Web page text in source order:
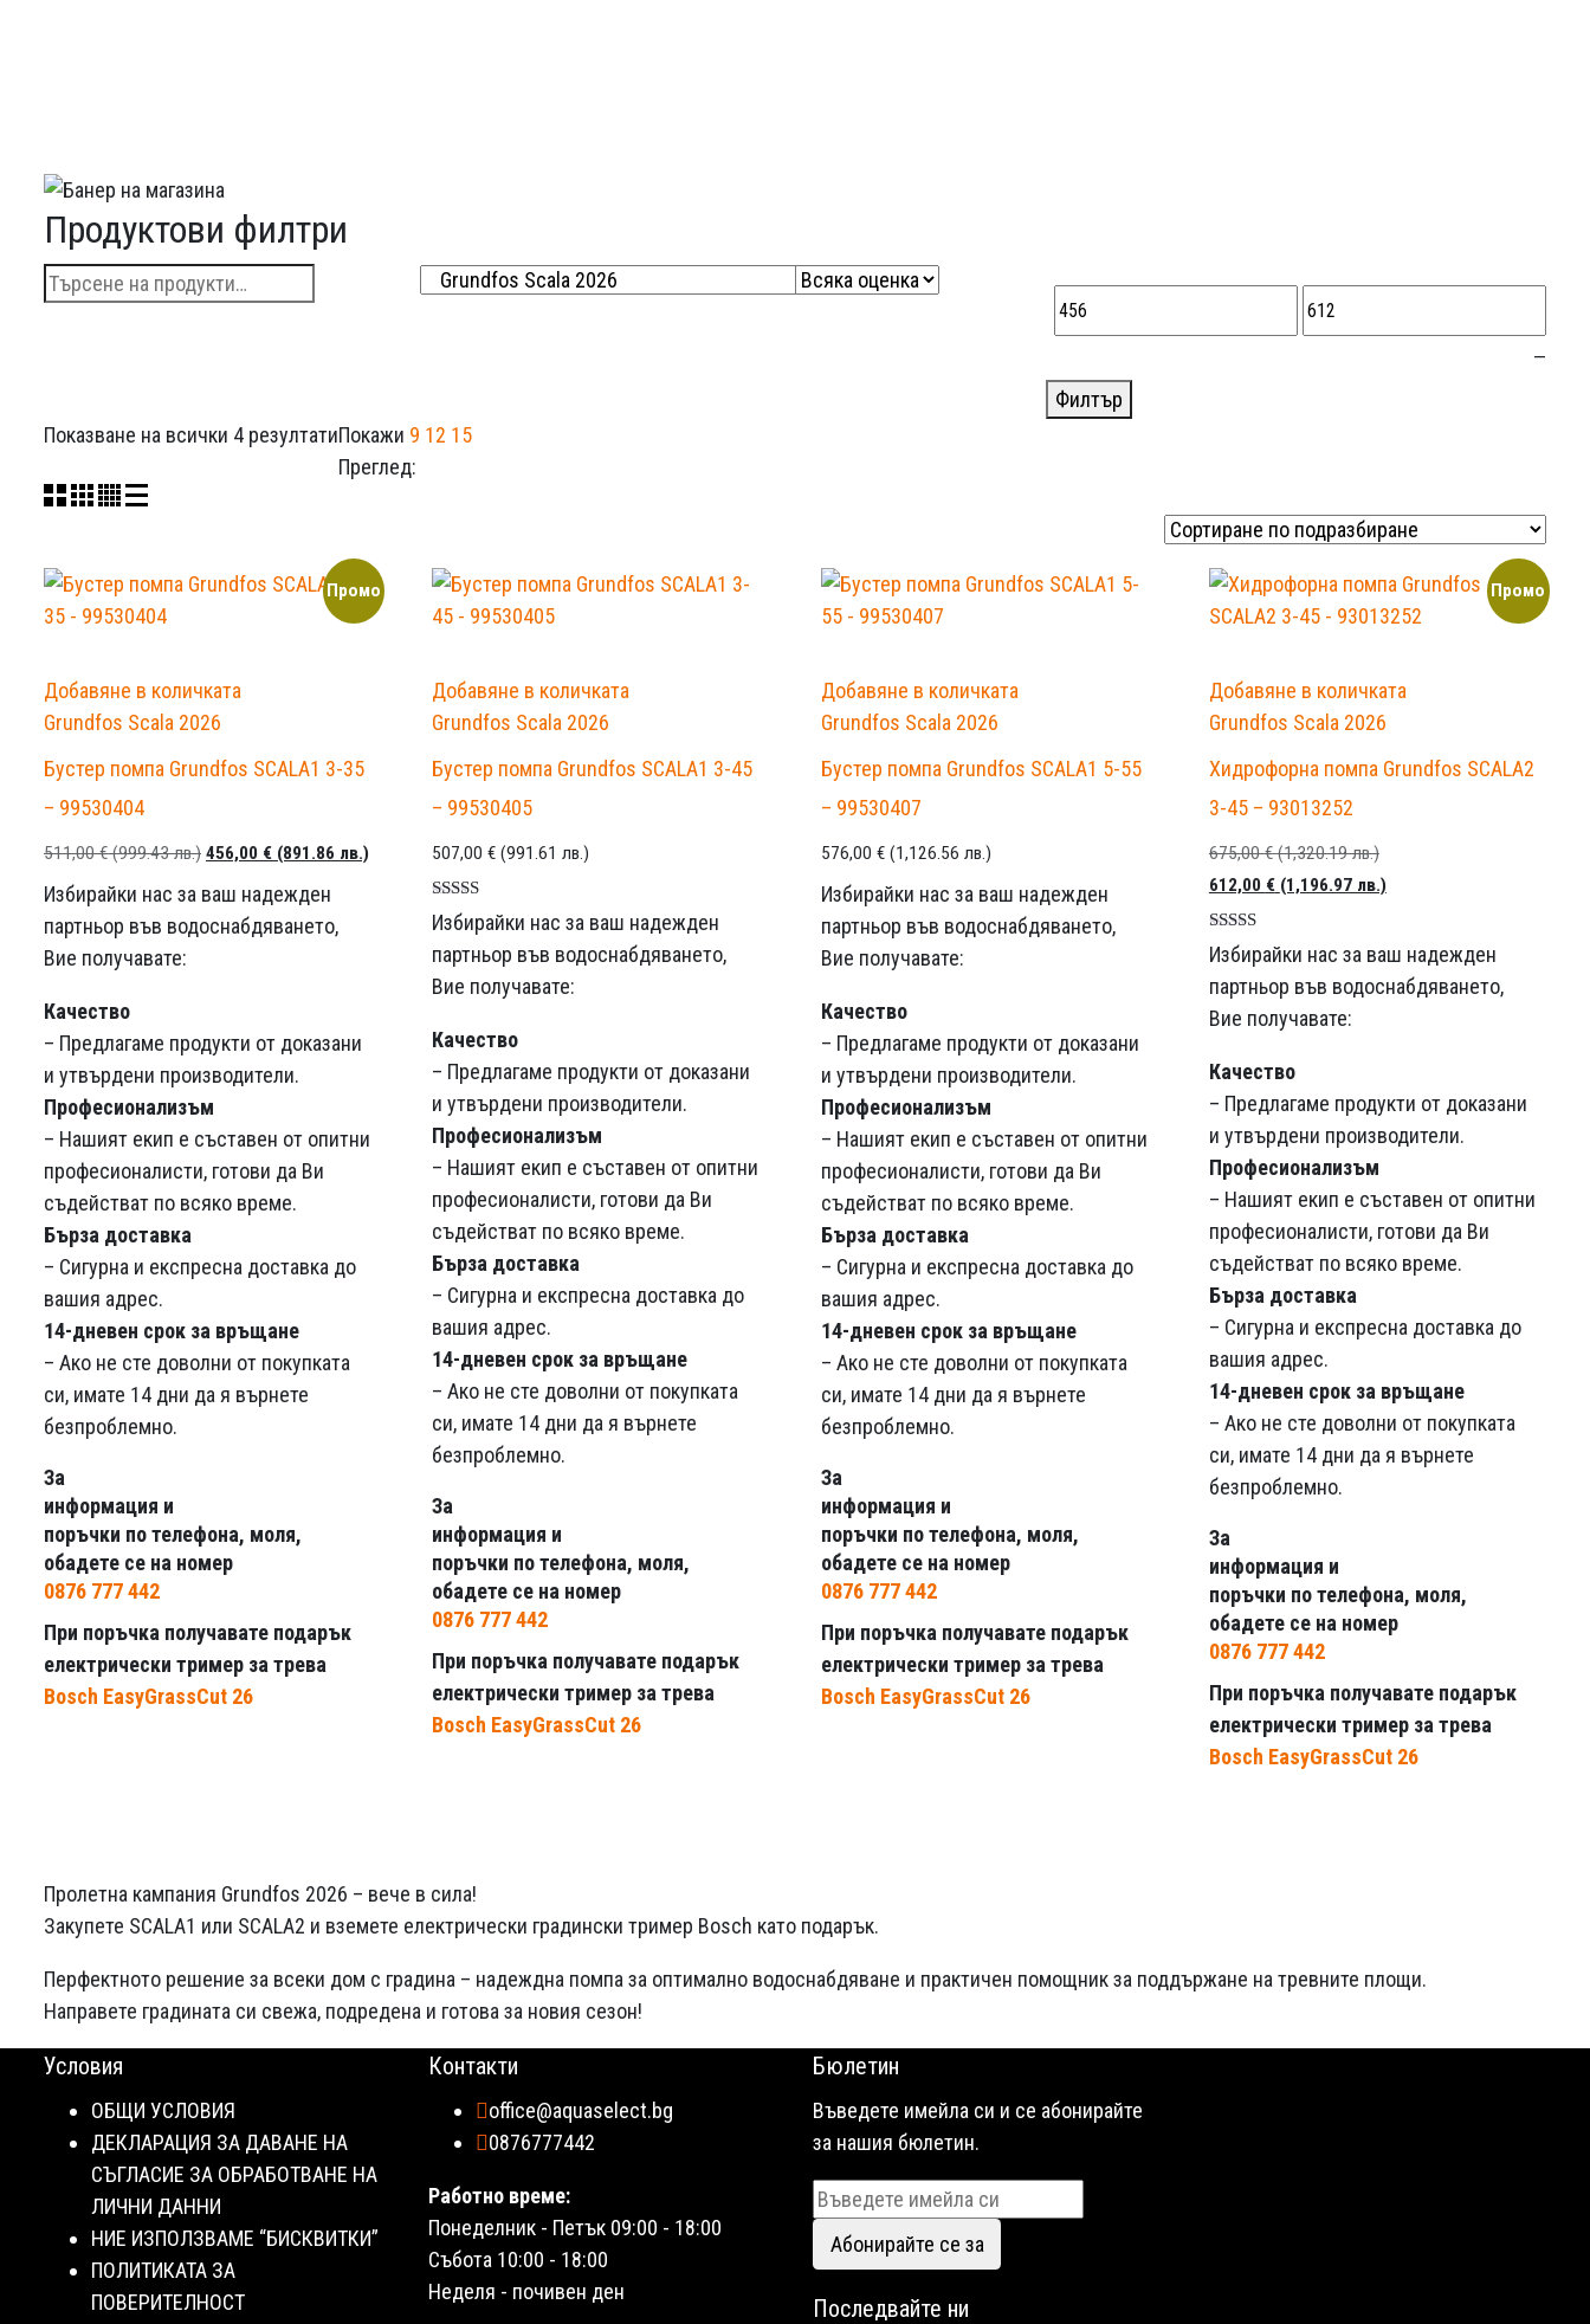
Продуктови филтри
Търсене
за:
—
Филтър
Показване на всички 4 резултатиПокажи 9 12 15
Преглед:
Промо
Добавяне в количката
Grundfos Scala 2026
Бустер помпа Grundfos SCALA1 3-35
– 99530404
511,00€ (999.43 лв.) Първоначалната
лв.).
456,00 € (891.86 лв.) Текущата
Избирайки нас за ваш надежден
партньор във водоснабдяването,
Вие получавате:
Качество
– Предлагаме продукти от доказани
и утвърдени производители.
Професионализъм
– Нашият екип е съставен от опитни
професионалисти, готови да Ви
съдействат по всяко време.
Бърза доставка
– Сигурна и експресна доставка до
вашия адрес.
14-дневен срок за връщане
– Ако не сте доволни от покупката
си, имате 14 дни да я върнете
безпроблемно.
За
информация и
поръчки по телефона, моля,
обадете се на номер
0876 777 442
При поръчка получавате подарък
електрически тример за трева
Bosch EasyGrassCut 26
Добавяне в количката
Grundfos Scala 2026
Бустер помпа Grundfos SCALA1 3-45
– 99530405
507,00€ (991.61 лв.)
Оценка
5.00
от 5
Избирайки нас за ваш надежден
партньор във водоснабдяването,
Вие получавате:
Качество
– Предлагаме продукти от доказани
и утвърдени производители.
Професионализъм
– Нашият екип е съставен от опитни
професионалисти, готови да Ви
съдействат по всяко време.
Бърза доставка
– Сигурна и експресна доставка до
вашия адрес.
14-дневен срок за връщане
– Ако не сте доволни от покупката
си, имате 14 дни да я върнете
безпроблемно.
За
информация и
поръчки по телефона, моля,
обадете се на номер
0876 777 442
При поръчка получавате подарък
електрически тример за трева
Bosch EasyGrassCut 26
Добавяне в количката
Grundfos Scala 2026
Бустер помпа Grundfos SCALA1 5-55
– 99530407
576,00 € (1,126.56 лв.)
Избирайки нас за ваш надежден
партньор във водоснабдяването,
Вие получавате:
Качество
– Предлагаме продукти от доказани
и утвърдени производители.
Професионализъм
– Нашият екип е съставен от опитни
професионалисти, готови да Ви
съдействат по всяко време.
Бърза доставка
– Сигурна и експресна доставка до
вашия адрес.
14-дневен срок за връщане
– Ако не сте доволни от покупката
си, имате 14 дни да я върнете
безпроблемно.
За
информация и
поръчки по телефона, моля,
обадете се на номер
0876 777 442
При поръчка получавате подарък
електрически тример за трева
Bosch EasyGrassCut 26
Промо
Добавяне в количката
Grundfos Scala 2026
Хидрофорна помпа Grundfos SCALA2
3-45 – 93013252
675,00€ (1,320.19 лв.)Първоначалната
цена
била:
675,00 €
612,00 € (1,196.97 лв.)Текущата
е:
612,00 €
Оценка
5.00
от 5
Избирайки нас за ваш надежден
партньор във водоснабдяването,
Вие получавате:
Качество
– Предлагаме продукти от доказани
и утвърдени производители.
Професионализъм
– Нашият екип е съставен от опитни
професионалисти, готови да Ви
съдействат по всяко време.
Бърза доставка
– Сигурна и експресна доставка до
вашия адрес.
14-дневен срок за връщане
– Ако не сте доволни от покупката
си, имате 14 дни да я върнете
безпроблемно.
За
информация и
поръчки по телефона, моля,
обадете се на номер
0876 777 442
При поръчка получавате подарък
електрически тример за трева
Bosch EasyGrassCut 26
Пролетна кампания Grundfos 2026 – вече в сила!
Закупете SCALA1 или SCALA2 и вземете електрически градински тример Bosch като подарък.
Перфектното решение за всеки дом с градина – надеждна помпа за оптимално водоснабдяване и практичен помощник за поддържане на тревните площи.
Направете градината си свежа, подредена и готова за новия сезон!
Условия
ОБЩИ УСЛОВИЯ
ДЕКЛАРАЦИЯ ЗА ДАВАНЕ НА
СЪГЛАСИЕ ЗА ОБРАБОТВАНЕ НА
ЛИЧНИ ДАННИ
НИЕ ИЗПОЛЗВАМЕ “БИСКВИТКИ”
ПОЛИТИКАТА ЗА
ПОВЕРИТЕЛНОСТ
Контакти
office@aquaselect.bg
0876777442
Работно време:
Понеделник - Петък 09:00 - 18:00
Събота 10:00 - 18:00
Неделя - почивен ден
Бюлетин
Въведете имейла си и се абонирайте
за нашия бюлетин.
Абонирайте се за
Последвайте ни